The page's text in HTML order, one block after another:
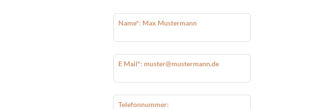
Lass
dieses
Name*: Max Mustermann
E Mail*: muster@mustermann.de
Telefonnummer: